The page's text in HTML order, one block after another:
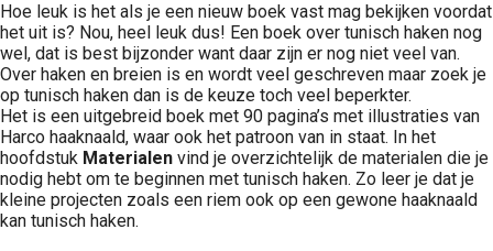
Hoe leuk is het als je een nieuw boek vast mag bekijken voordat
het uit is? Nou, heel leuk dus! Een boek over tunisch haken nog
wel, dat is best bijzonder want daar zijn er nog niet veel van.
Over haken en breien is en wordt veel geschreven maar zoek je
op tunisch haken dan is de keuze toch veel beperkter.
Het is een uitgebreid boek met 90 pagina’s met illustraties van
Harco haaknaald, waar ook het patroon van in staat. In het
hoofdstuk Materialen vind je overzichtelijk de materialen die je
nodig hebt om te beginnen met tunisch haken. Zo leer je dat je
kleine projecten zoals een riem ook op een gewone haaknaald
kan tunisch haken.